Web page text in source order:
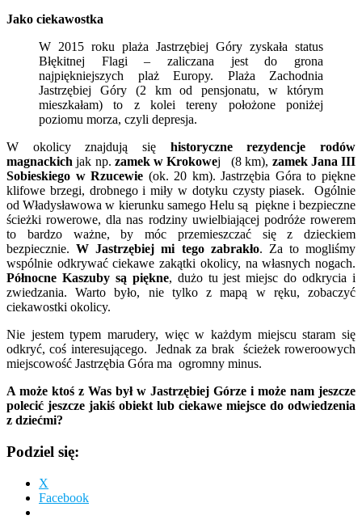
Jako ciekawostka
W 2015 roku plaża Jastrzębiej Góry zyskała status
Błękitnej Flagi – zaliczana jest do grona
najpiękniejszych plaż Europy. Plaża Zachodnia
Jastrzębiej Góry (2 km od pensjonatu, w którym
mieszkałam) to z kolei tereny położone poniżej
poziomu morza, czyli depresja.
W okolicy znajdują się historyczne rezydencje rodów
magnackich jak np. zamek w Krokowej (8 km), zamek Jana III
Sobieskiego w Rzucewie (ok. 20 km). Jastrzębia Góra to piękne
klifowe brzegi, drobnego i miły w dotyku czysty piasek. Ogólnie
od Władysławowa w kierunku samego Helu są piękne i bezpieczne
ścieżki rowerowe, dla nas rodziny uwielbiającej podróże rowerem
to bardzo ważne, by móc przemieszczać się z dzieckiem
bezpiecznie.W Jastrzębiej mi tego zabrakło. Za to mogliśmy
wspólnie odkrywać ciekawe zakątki okolicy, na własnych nogach.
Północne Kaszuby są piękne, dużo tu jest miejsc do odkrycia i
zwiedzania. Warto było, nie tylko z mapą w ręku, zobaczyć
ciekawostki okolicy.
Nie jestem typem marudery, więc w każdym miejscu staram się
odkryć, coś interesującego. Jednak za brak ścieżek roweroowych
miejscowość Jastrzębia Góra ma ogromny minus.
A może ktoś z Was był w Jastrzębiej Górze i może nam jeszcze
polecić jeszcze jakiś obiekt lub ciekawe miejsce do odwiedzenia
z dziećmi?
Podziel się:
X
Facebook